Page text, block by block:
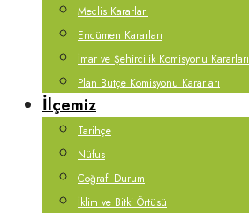
Meclis Kararları
Encümen Kararları
İmar ve Şehircilik Komisyonu Kararları
Plan Bütçe Komisyonu Kararları
İlçemiz
Tarihçe
Nüfus
Coğrafi Durum
İklim ve Bitki Örtüsü